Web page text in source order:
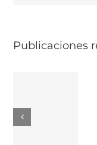
Publicaciones